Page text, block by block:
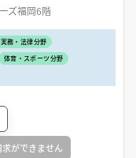
ズ福岡6階
務・法律分野
体育・スポーツ分野
ができません